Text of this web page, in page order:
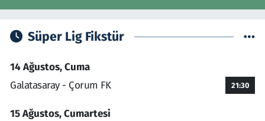
Süper Lig Fikstür
14 Ağustos, Cuma
Galatasaray - Çorum FK
21:30
15 Ağustos, Cumartesi